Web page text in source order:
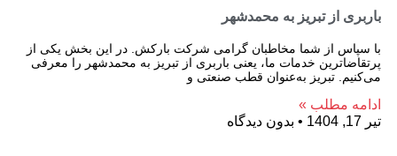
باربری از تبریز به محمدشهر
با سپاس از شما مخاطبان گرامی شرکت بارکش. در این بخش یکی از
پرتقاضاترین خدمات ما، یعنی باربری از تبریز به محمدشهر را معرفی
می‌کنیم. تبریز به‌عنوان قطب صنعتی و
ادامه مطلب »
تیر 17, 1404
بدون دیدگاه